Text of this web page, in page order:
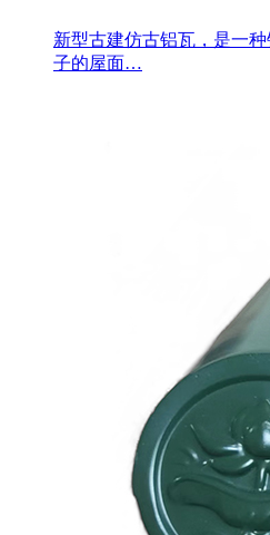
新型古建仿古铝瓦，是一
子的屋面…